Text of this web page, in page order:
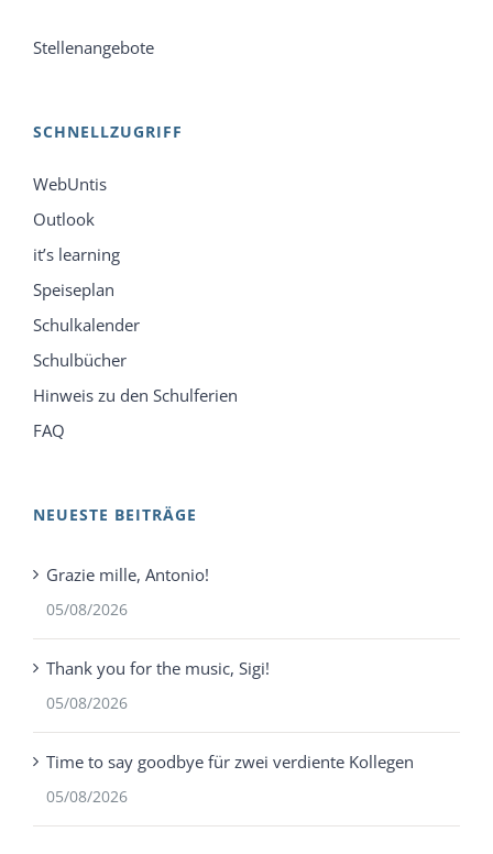
Stellenangebote
SCHNELLZUGRIFF
WebUntis
Outlook
it’s learning
Speiseplan
Schulkalender
Schulbücher
Hinweis zu den Schulferien
FAQ
NEUESTE BEITRÄGE
Grazie mille, Antonio!
05/08/2026
Thank you for the music, Sigi!
05/08/2026
Time to say goodbye für zwei verdiente Kollegen
05/08/2026